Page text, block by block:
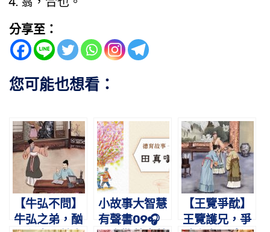
分享至：
您可能也想看：
【牛弘不問】
牛弘之弟，酗
小故事大智慧
有聲書09🎧
【王覽爭酖】
王覽護兄，爭